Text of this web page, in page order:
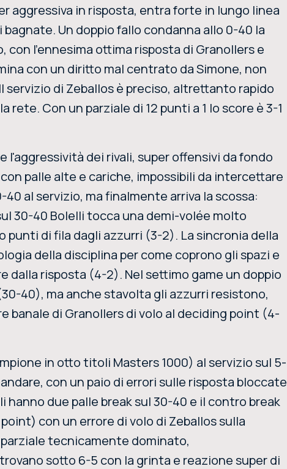
aggressiva in risposta, entra forte in lungo linea
Un doppio fallo condanna allo 0-40 la
con l'ennesima ottima risposta di Granollers e
con un diritto mal centrato da Simone, non
di Zeballos è preciso, altrettanto rapido
rete. Con un parziale di 12 punti a 1 lo score è 3-1
l'aggressività dei rivali, super offensivi da fondo
palle alte e cariche, impossibili da intercettare
al servizio, ma finalmente arriva la scossa:
30-40 Bolelli tocca una demi-volée molto
punti di fila dagli azzurri (3-2). La sincronia della
della disciplina per come coprono gli spazi e
dalla risposta (4-2). Nel settimo game un doppio
40), ma anche stavolta gli azzurri resistono,
banale di Granollers di volo al deciding point (4-
in otto titoli Masters 1000) al servizio sul 5-
con un paio di errori sulle risposta bloccate
hanno due palle break sul 30-40 e il contro break
con un errore di volo di Zeballos sulla
tecnicamente dominato,
sotto 6-5 con la grinta e reazione super di